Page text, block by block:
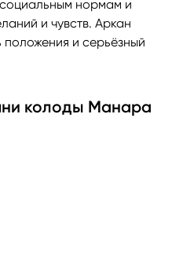
нормам и
и чувств. Аркан
положения и серьёзный
колоды Манара